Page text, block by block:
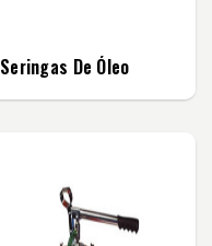
Seringas De Óleo